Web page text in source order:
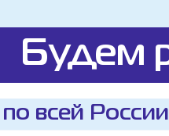
Будем
всей